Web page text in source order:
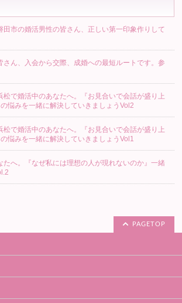
田市の婚活男性の皆さん、正しい第一印象作りして
さん、入会から交際、成婚への最短ルートです。参
松で婚活中のあなたへ。『お見合いで会話が盛り上
悩みを一緒に解決していきましょうVol2
松で婚活中のあなたへ。『お見合いで会話が盛り上
悩みを一緒に解決していきましょうVol1
たへ。『なぜ私には理想の人が現れないのか』一緒
PAGETOP